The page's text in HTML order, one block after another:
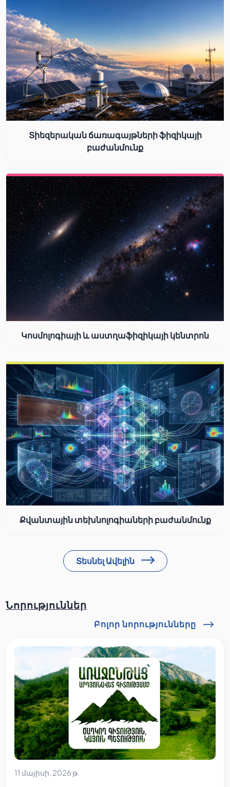
Տիեզերական ճառագայթների ֆիզիկայի
բաժանմունք
Կոսմոլոգիայի և աստղաֆիզիկայի կենտրոն
Քվանտային տեխնոլոգիաների բաժանմունք
Տեսնել Ավելին
Նորություններ
Բոլոր նորությունները
11 մայիսի, 2026 թ.